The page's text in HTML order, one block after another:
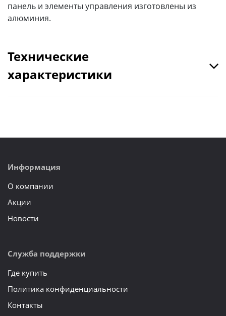
панель и элементы управления изготовлены из
алюминия.
Технические
характеристики
Информация
О компании
Акции
Новости
Служба поддержки
Где купить
Политика конфиденциальности
Контакты